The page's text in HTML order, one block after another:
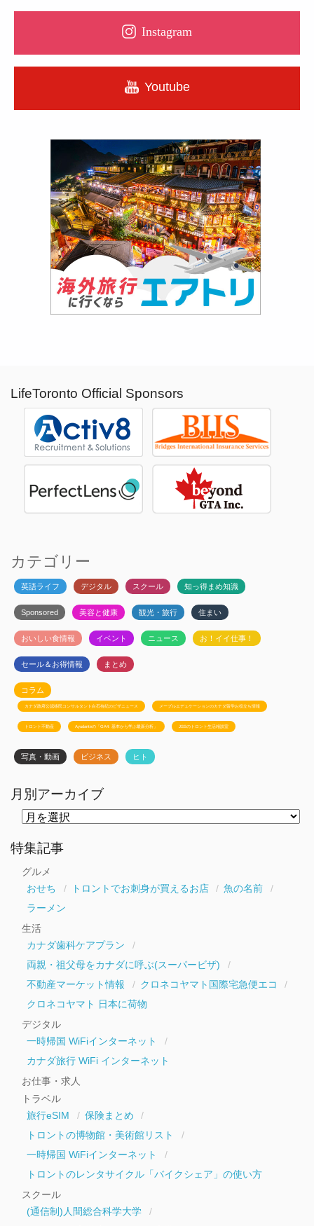
Instagram
Youtube
LifeToronto Official Sponsors
カテゴリー
英語ライフ デジタル スクール 知っ得まめ知識
Sponsored 美容と健康 観光・旅行 住まい
おいしい食情報 イベント ニュース お！イイ仕事！
セール＆お得情報 まとめ
コラム
カナダ政府公認移民コンサルタント白石有紀のビザニュース メープルエデュケーションのカナダ留学お役立ち情報
トロント不動産 Ayudanteの「GA4: 基本から学ぶ最新分析」 JSSのトロント生活相談室
写真・動画 ビジネス ヒト
月別アーカイブ
ー
カ
特集記事
グルメ
おせち
トロントでお刺身が買えるお店
魚の名前
ラーメン
生活
カナダ歯科ケアプラン
両親・祖父母をカナダに呼ぶ(スーパービザ)
不動産マーケット情報
クロネコヤマト国際宅急便エコ
クロネコヤマト 日本に荷物
デジタル
一時帰国 WiFiインターネット
カナダ旅行 WiFi インターネット
お仕事・求人
トラベル
旅行eSIM
保険まとめ
トロントの博物館・美術館リスト
一時帰国 WiFiインターネット
トロントのレンタサイクル「バイクシェア」の使い方
スクール
(通信制)人間総合科学大学